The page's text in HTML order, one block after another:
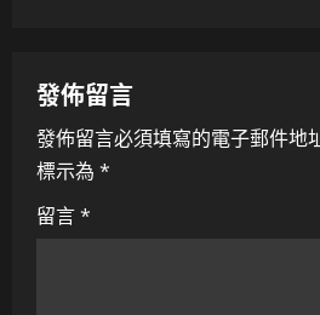
i
g
a
t
發佈留言
發佈留言必須填寫的電子郵件地
標示為 *
留言*